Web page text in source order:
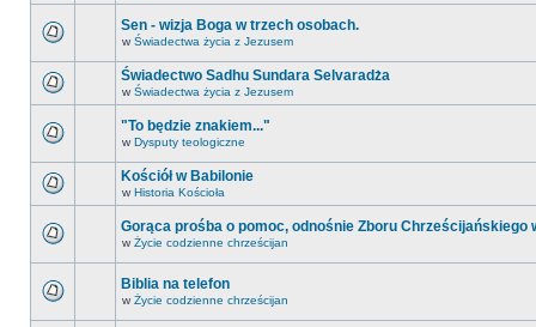
Sen - wizja Boga w trzech osobach.
w Świadectwa życia z Jezusem
Świadectwo Sadhu Sundara Selvaradża
w Świadectwa życia z Jezusem
"To będzie znakiem..."
w Dysputy teologiczne
Kościół w Babilonie
w Historia Kościoła
Gorąca prośba o pomoc, odnośnie Zboru Chrześcijańskiego
w Życie codzienne chrześcijan
Biblia na telefon
w Życie codzienne chrześcijan